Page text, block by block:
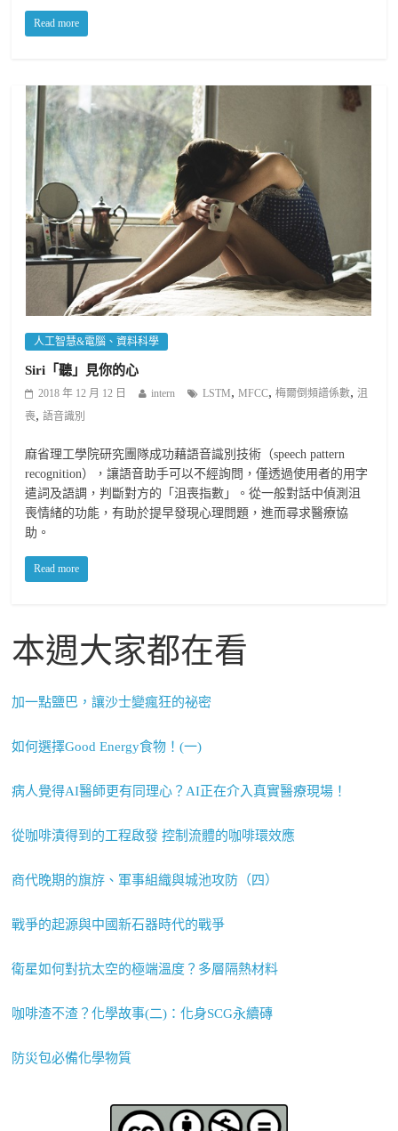
Read more
人工智慧&電腦、資料科學
Siri「聽」見你的心
2018 年 12 月 12 日 intern LSTM,MFCC,梅爾倒頻譜係數,沮
喪,語音識別
麻省理工學院研究團隊成功藉語音識別技術（speech pattern
recognition），讓語音助手可以不經詢問，僅透過使用者的用字
遣詞及語調，判斷對方的「沮喪指數」。從一般對話中偵測沮
喪情緒的功能，有助於提早發現心理問題，進而尋求醫療協
助。
Read more
本週大家都在看
加一點鹽巴，讓沙士變瘋狂的祕密
如何選擇Good Energy食物！(一)
病人覺得AI醫師更有同理心？AI正在介入真實醫療現場！
從咖啡漬得到的工程啟發 控制流體的咖啡環效應
商代晚期的旗斿、軍事組織與城池攻防（四）
戰爭的起源與中國新石器時代的戰爭
衛星如何對抗太空的極端溫度？多層隔熱材料
咖啡渣不渣？化學故事(二)：化身SCG永續磚
防災包必備化學物質